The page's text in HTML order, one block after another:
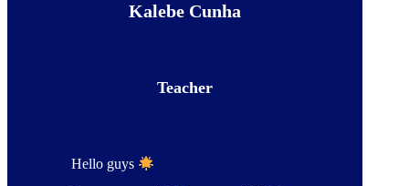
Kalebe Cunha
Teacher
Hello guys